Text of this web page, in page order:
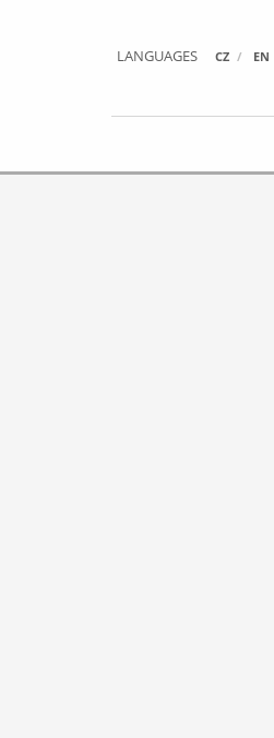
LANGUAGES CZ EN